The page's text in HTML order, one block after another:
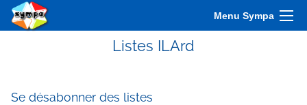
Menu Sympa
Listes ILArd
Se désabonner des listes